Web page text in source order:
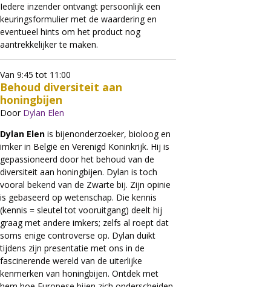
Iedere inzender ontvangt persoonlijk een
keuringsformulier met de waardering en
eventueel hints om het product nog
aantrekkelijker te maken.
Van 9:45 tot 11:00
Behoud diversiteit aan
honingbijen
Door Dylan Elen
Dylan Elen is bijenonderzoeker, bioloog en
imker in België en Verenigd Koninkrijk. Hij is
gepassioneerd door het behoud van de
diversiteit aan honingbijen. Dylan is toch
vooral bekend van de Zwarte bij. Zijn opinie
is gebaseerd op wetenschap. Die kennis
(kennis = sleutel tot vooruitgang) deelt hij
graag met andere imkers; zelfs al roept dat
soms enige controverse op. Dylan duikt
tijdens zijn presentatie met ons in de
fascinerende wereld van de uiterlijke
kenmerken van honingbijen. Ontdek met